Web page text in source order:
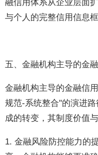
融信用体系从企业层面
与个人的完整信用信息框
五、金融机构主导的金
金融机构主导的金融信
规范-系统整合"的演进
成的转变，其制度价值
1. 金融风险防控能力的